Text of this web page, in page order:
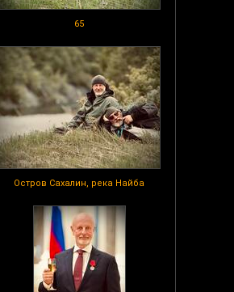
65
Остров Сахалин, река Найба